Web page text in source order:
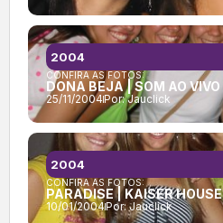
CONFIRA AS FOTOS:
DONA BEJA | SOM AO VIVO
25/11/2004Por:Jauclick
2004
CONFIRA AS FOTOS:
PARADISE | KAISER HOUSE
10/01/2004Por:Jauclick
2004